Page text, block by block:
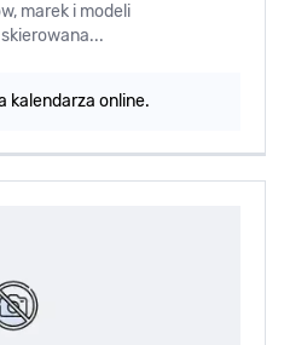
marek i modeli
kalendarza online.